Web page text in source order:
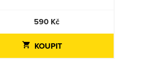
590 Kč
KOUPIT